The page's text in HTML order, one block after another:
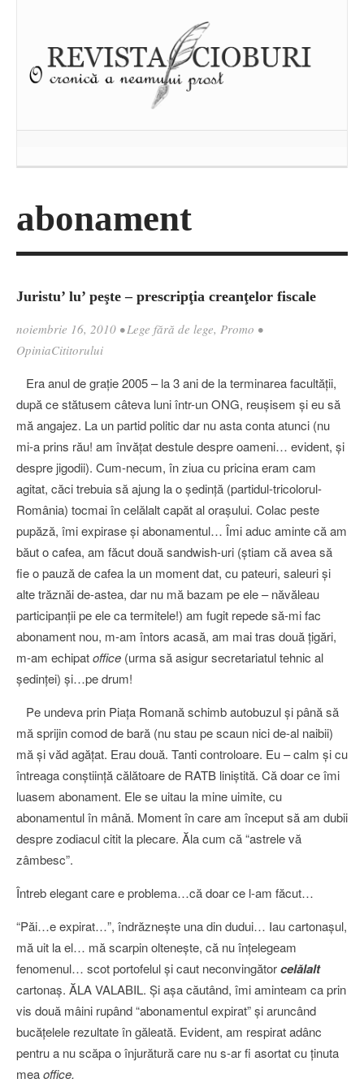
abonament
Juristu’ lu’ peşte – prescripţia creanţelor fiscale
noiembrie 16, 2010 •Lege fără de lege, Promo •
OpiniaCititorului
Era anul de graţie 2005 – la 3 ani de la terminarea facultăţii,
după ce stătusem câteva luni într-un ONG, reuşisem şi eu să
mă angajez. La un partid politic dar nu asta conta atunci (nu
mi-a prins rău! am învăţat destule despre oameni… evident, şi
despre jigodii). Cum-necum, în ziua cu pricina eram cam
agitat, căci trebuia să ajung la o şedinţă (partidul-tricolorul-
România) tocmai în celălalt capăt al oraşului. Colac peste
pupăză, îmi expirase şi abonamentul… Îmi aduc aminte că am
băut o cafea, am făcut două sandwish-uri (ştiam că avea să
fie o pauză de cafea la un moment dat, cu pateuri, saleuri şi
alte trăznăi de-astea, dar nu mă bazam pe ele – năvăleau
participanţii pe ele ca termitele!) am fugit repede să-mi fac
abonament nou, m-am întors acasă, am mai tras două ţigări,
m-am echipatoffice (urma să asigur secretariatul tehnic al
şedinţei) şi…pe drum!
Pe undeva prin Piaţa Romană schimb autobuzul şi până să
mă sprijin comod de bară (nu stau pe scaun nici de-al naibii)
mă şi văd agăţat. Erau două. Tanti controloare. Eu – calm şi cu
întreaga conştiinţă călătoare de RATB liniştită. Că doar ce îmi
luasem abonament. Ele se uitau la mine uimite, cu
abonamentul în mână. Moment în care am început să am dubii
despre zodiacul citit la plecare. Ăla cum că “astrele vă
zâmbesc”.
Întreb elegant care e problema…că doar ce l-am făcut…
“Păi…e expirat…”, îndrăzneşte una din dudui… Iau cartonaşul,
mă uit la el… mă scarpin olteneşte, că nu înţelegeam
fenomenul… scot portofelul şi caut neconvingătorcelălalt
cartonaş. ĂLA VALABIL. Şi aşa căutând, îmi aminteam ca prin
vis două mâini rupând “abonamentul expirat” şi aruncând
bucăţelele rezultate în găleată. Evident, am respirat adânc
pentru a nu scăpa o înjurătură care nu s-ar fi asortat cu ţinuta
meaoffice.